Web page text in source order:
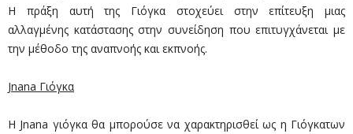
Η πράξη αυτή της Γιόγκα στοχεύει στην επίτευξη μιας
αλλαγμένης κατάστασης στην συνείδηση που επιτυγχάνεται με
την μέθοδο της αναπνοής και εκπνοής.
Jnana Γιόγκα
Η Jnana γιόγκα θα μπορούσε να χαρακτηρισθεί ως η Γιόγκατων